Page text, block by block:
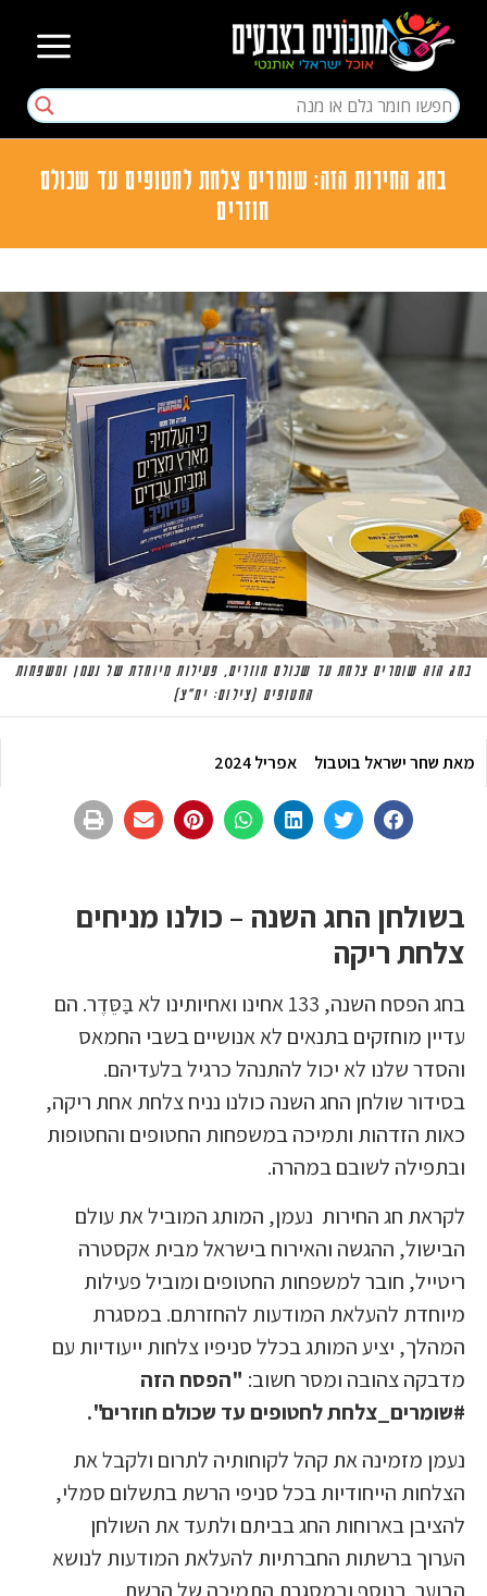
בחג החירות הזה: שומרים צלחת לחטופים עד שכולם
חוזרים
בחג הזה שומרים צלחת עד שכולם חוזרים, פעילות מיוחדת של נעמן ומשפחות
החטופים (צילום: יח"צ)
מאתשחר ישראל בוטבול אפריל 2024
בשולחן החג השנה – כולנו מניחים
צלחת ריקה
בחג הפסח השנה, 133 אחינו ואחיותינו לא בַּסֵּדֶר. הם
עדיין מוחזקים בתנאים לא אנושיים בשבי החמאס
והסדר שלנו לא יכול להתנהל כרגיל בלעדיהם.
בסידור שולחן החג השנה כולנו נניח צלחת אחת ריקה,
כאות הזדהות ותמיכה במשפחות החטופים והחטופות
ובתפילה לשובם במהרה.
לקראת חג החירות נעמן, המותג המוביל את עולם
הבישול, ההגשה והאירוח בישראל מבית אקסטרה
ריטייל, חובר למשפחות החטופים ומוביל פעילות
מיוחדת להעלאת המודעות להחזרתם. במסגרת
המהלך, יציע המותג בכלל סניפיו צלחות ייעודיות עם
מדבקה צהובה ומסר חשוב: "הפסח הזה
#שומרים_צלחת לחטופים עד שכולם חוזרים".
נעמן מזמינה את קהל לקוחותיה לתרום ולקבל את
הצלחות הייחודיות בכל סניפי הרשת בתשלום סמלי,
להציבן בארוחות החג בביתם ולתעד את השולחן
הערוך ברשתות החברתיות להעלאת המודעות לנושא